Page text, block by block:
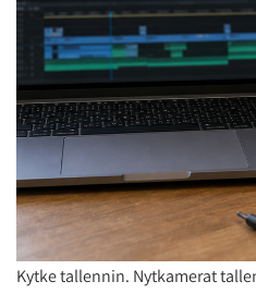
Kytke tallennin. Nytkamerat